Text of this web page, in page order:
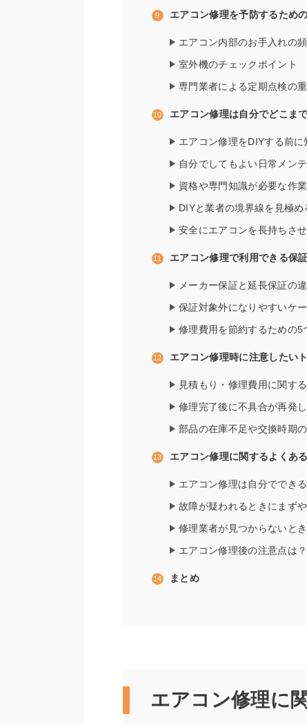
エアコン修理を予防するため
エアコン内部のお手入れの
室外機のチェックポイント
専門業者による定期点検の
エアコン修理は自分でどこま
エアコン修理をDIYする前
自分でしてもよい日常メン
資格や専門知識が必要な作
DIYと業者の境界線を見極め
安全にエアコンを長持ちさ
エアコン修理で利用できる保
メーカー保証と延長保証の
保証対象外になりやすいケ
修理費用を節約するための5
エアコン修理時に注意したい
見積もり・修理費用に関す
修理完了後に不具合が再発
部品の在庫不足や交換時期
エアコン修理に関するよくあ
エアコン修理は自分でできる
故障が疑われるときにまず
修理業者が見つからないと
エアコン修理後の注意点は？
まとめ
エアコン修理に